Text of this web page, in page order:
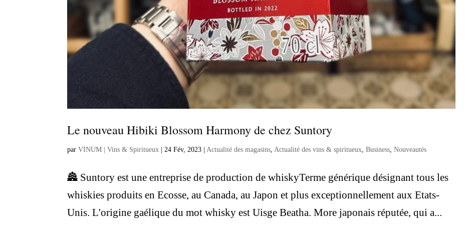
Le nouveau Hibiki Blossom Harmony de chez Suntory
parVINUM | Vins & Spiritueux |24 Fév, 2023 |Actualité des magasins,Actualité des vins & spiritueux,Business,Nouveautés
🏯 Suntory est une entreprise de production de whiskyTerme générique désignant tous les
whiskies produits en Ecosse, au Canada, au Japon et plus exceptionnellement aux Etats-
Unis. L'origine gaélique du mot whisky est Uisge Beatha. More japonais réputée, qui a...